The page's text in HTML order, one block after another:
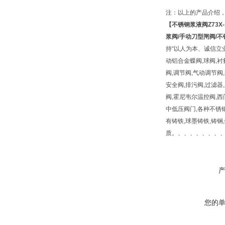
注：以上的产品介绍
【不锈钢浆液阀
浆阀/手动刀型闸阀/不
持“以人为本、诚信
动铝合金蝶阀,球阀,
阀,调节阀,气动调节
安全阀,排污阀,过滤
阀,霍尼韦尔温控阀,
中低压阀门,各种不锈
有铸铁,球墨铸铁,铸
质。、、、、、、、
您的